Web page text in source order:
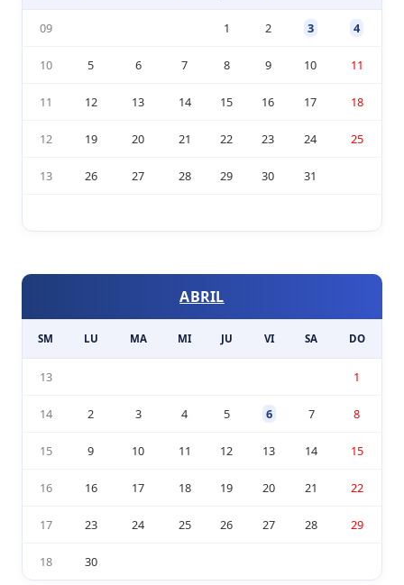
09 1 2 3 4
10 5 6 7 8 9 10 11
11 12 13 14 15 16 17 18
12 19 20 21 22 23 24 25
13 26 27 28 29 30 31
ABRIL
SM LU MA MI JU VI SA DO
13 1
14 2 3 4 5 6 7 8
15 9 10 11 12 13 14 15
16 16 17 18 19 20 21 22
17 23 24 25 26 27 28 29
18 30